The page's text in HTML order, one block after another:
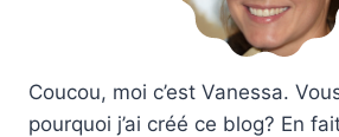
Coucou, moi c’est Vanessa.
pourquoi j’ai créé ce blog? En